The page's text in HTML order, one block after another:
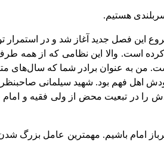
هستیم.
فصل جدید آغاز شد و در استمرار
است. والا این نظامی که از همه طرف
من به عنوان برادر شما که سال‌های
اهل فهم بود. شهید سیلمانی
را در تبعیت محض از ولی فقیه و
امام باشیم. مهمترین عامل بزرگ